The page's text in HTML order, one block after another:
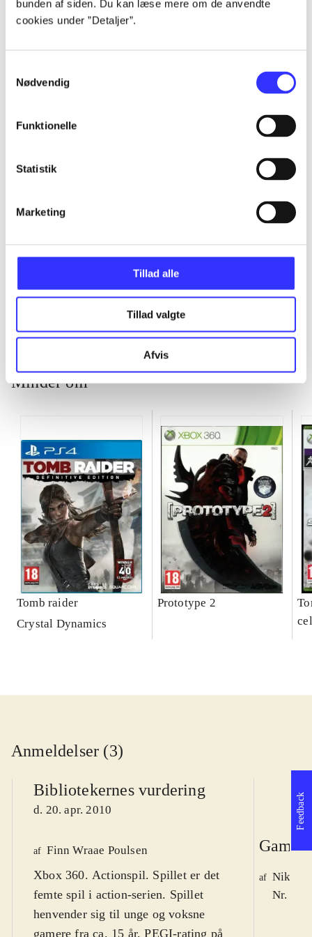
bunden af siden. Du kan læse mere om de anvendte
cookies under ”Detaljer”.
Nødvendig
Funktionelle
Statistik
Marketing
Tillad alle
Tillad valgte
Afvis
Minder om
Tomb raider
Crystal Dynamics
Prototype 2
Anmeldelser (3)
Bibliotekernes vurdering
d. 20. apr. 2010
af Finn Wraae Poulsen
Xbox 360. Actionspil. Spillet er det
femte spil i action-serien. Spillet
henvender sig til unge og voksne
gamere fra ca. 15 år. PEGI-rating på
Game
af Nikolaj
Nr.
Feedback